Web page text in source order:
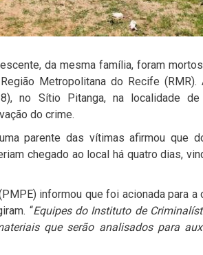
da mesma família, foram
Metropolitana do Recife (RMR).
no Sítio Pitanga, na localidade
do crime.
parente das vítimas afirmou que
chegado ao local há quatro dias,
informou que foi acionada para a
“Equipes do Instituto de
que serão analisados para